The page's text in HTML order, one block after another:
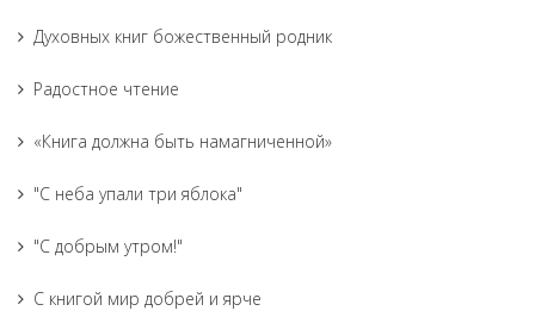
Духовных книг божественный родник
Радостное чтение
«Книга должна быть намагниченной»
"С неба упали три яблока"
"С добрым утром!"
С книгой мир добрей и ярче